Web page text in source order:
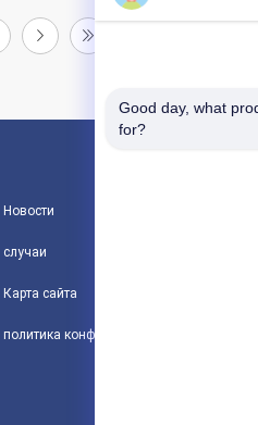
Новости
случаи
Карта сайта
Good day, what
for?